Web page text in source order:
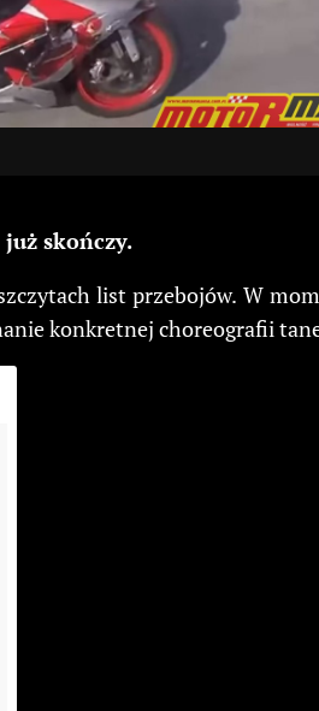
skończy.
list przebojów. W
konkretnej choreografii